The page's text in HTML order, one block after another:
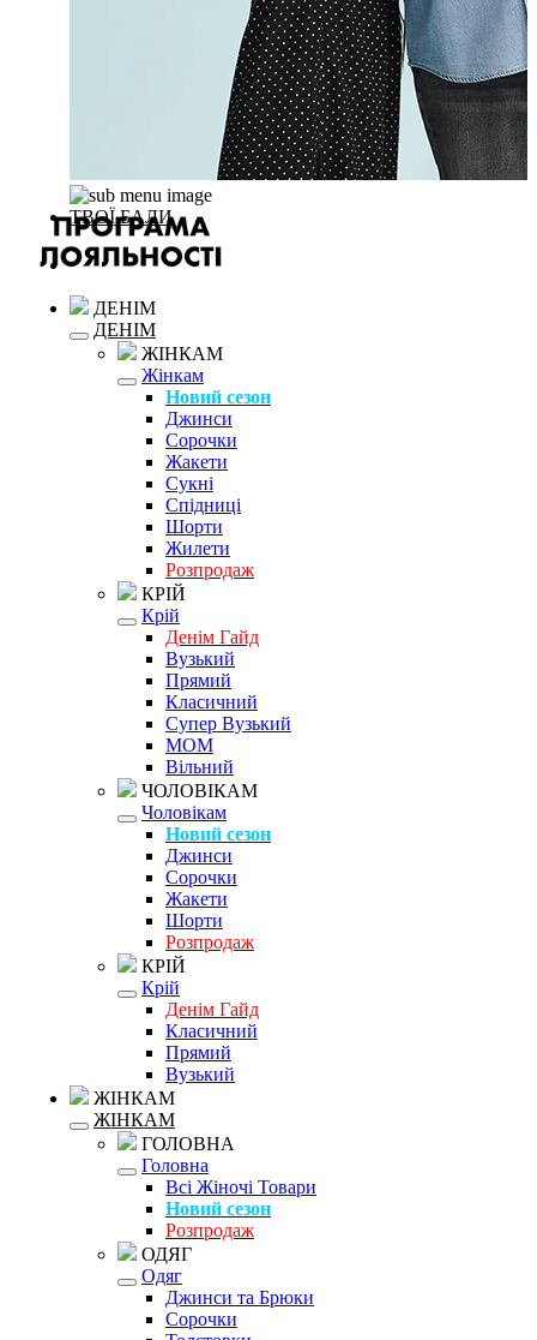
ТВОЇ БАЛИ
ДЕНІМ
ДЕНІМ
ЖІНКАМ
Жінкам
Новий сезон
Джинси
Сорочки
Жакети
Сукні
Спідниці
Шорти
Жилети
Розпродаж
КРІЙ
Крій
Денім Гайд
Вузький
Прямий
Класичний
Супер Вузький
MOM
Вільний
ЧОЛОВІКАМ
Чоловікам
Новий сезон
Джинси
Сорочки
Жакети
Шорти
Розпродаж
КРІЙ
Крій
Денім Гайд
Класичний
Прямий
Вузький
ЖІНКАМ
ЖІНКАМ
ГОЛОВНА
Головна
Всі Жіночі Товари
Новий сезон
Розпродаж
ОДЯГ
Одяг
Джинси та Брюки
Сорочки